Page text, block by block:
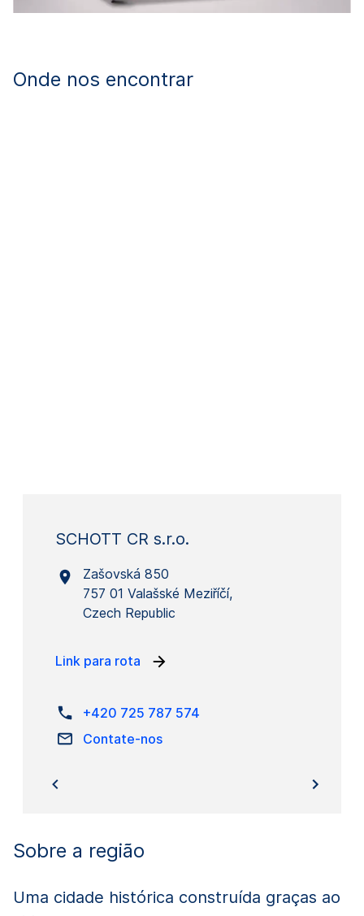
Onde nos encontrar
SCHOTT CR s.r.o.
Zašovská 850
757 01 Valašské Meziříčí,
Czech Republic
Link para rota
+420 725 787 574
Contate-nos
Sobre a região
Uma cidade histórica construída graças ao